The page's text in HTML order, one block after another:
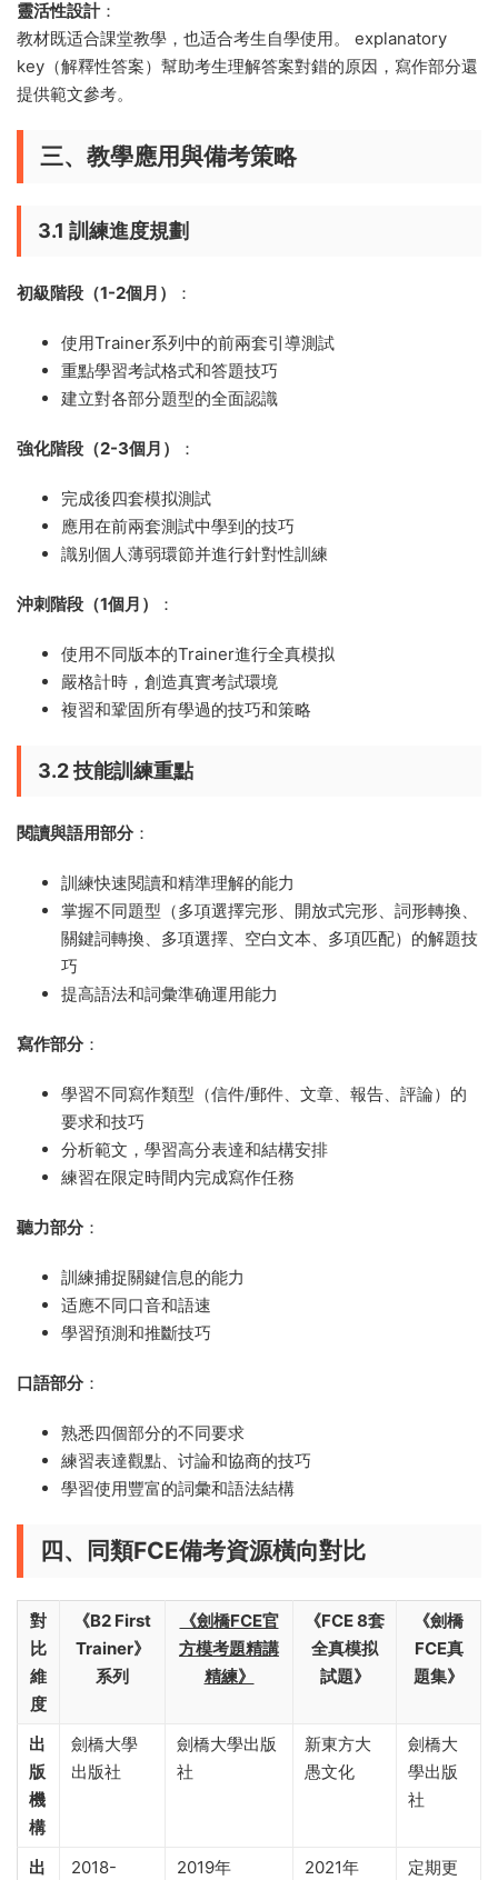
靈活性設計：
教材既适合課堂教學，也适合考生自學使用。 explanatory
key（解釋性答案）幫助考生理解答案對錯的原因，寫作部分還
提供範文參考。
三、教學應用與備考策略
3.1 訓練進度規劃
初級階段（1-2個月） ：
使用Trainer系列中的前兩套引導測試
重點學習考試格式和答題技巧
建立對各部分題型的全面認識
強化階段（2-3個月） ：
完成後四套模拟測試
應用在前兩套測試中學到的技巧
識别個人薄弱環節并進行針對性訓練
沖刺階段（1個月） ：
使用不同版本的Trainer進行全真模拟
嚴格計時，創造真實考試環境
複習和鞏固所有學過的技巧和策略
3.2 技能訓練重點
閱讀與語用部分：
訓練快速閱讀和精準理解的能力
掌握不同題型（多項選擇完形、開放式完形、詞形轉換、
關鍵詞轉換、多項選擇、空白文本、多項匹配）的解題技
巧
提高語法和詞彙準确運用能力
寫作部分：
學習不同寫作類型（信件/郵件、文章、報告、評論）的
要求和技巧
分析範文，學習高分表達和結構安排
練習在限定時間内完成寫作任務
聽力部分：
訓練捕捉關鍵信息的能力
适應不同口音和語速
學習預測和推斷技巧
口語部分：
熟悉四個部分的不同要求
練習表達觀點、讨論和協商的技巧
學習使用豐富的詞彙和語法結構
四、同類FCE備考資源橫向對比
對
比
維
度
《B2 First
Trainer》
系列
《劍橋FCE官
方模考題精講
精練》
《FCE 8套
全真模拟
試題》
《劍橋
FCE真
題集》
出
版
機
構
劍橋大學
出版社
劍橋大學出版
社
新東方大
愚文化
劍橋大
學出版
社
出
2018-
2019年 2021年
定期更